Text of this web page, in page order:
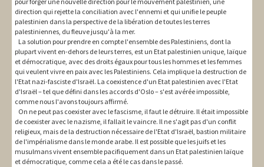
direction qui rejette la conciliation avec l'ennemi et qui unifie le peuple
palestinien dans la perspective de la libération de toutes les terres
palestiniennes, du fleuve jusqu'à la mer.
La solution pour prendre en compte l'ensemble des Palestiniens, dont la
plupart vivent en-dehors de leurs terres, est un Etat palestinien unique, laïque
et démocratique, avec des droits égaux pour tous les hommes et les femmes
qui veulent vivre en paix avec les Palestiniens. Cela implique la destruction de
l'Etat nazi-fasciste d'Israël. La coexistence d'un Etat palestinien avec l'Etat
d'Israël – tel que défini dans les accords d'Oslo – s'est avérée impossible,
comme nous l'avons toujours affirmé.
On ne peut pas coexister avec le fascisme, il faut le détruire. Il était impossible
de coexister avec le nazisme, il fallait le vaincre. Il ne s'agit pas d'un conflit
religieux, mais de la destruction nécessaire de l'Etat d'Israël, bastion militaire
de l'impérialisme dans le monde arabe. Il est possible que les juifs et les
musulmans vivent ensemble pacifiquement dans un Etat palestinien laïque
et démocratique, comme cela a été le cas dans le passé.